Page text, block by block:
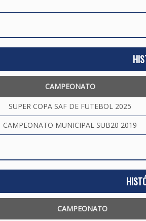
CAMPEONATO
SUPER COPA SAF DE FUTEBOL 2025
CAMPEONATO MUNICIPAL SUB20 2019
CAMPEONATO